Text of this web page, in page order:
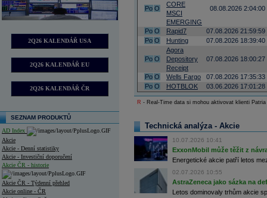
2Q26 KALENDÁŘ USA
2Q26 KALENDÁŘ EU
2Q26 KALENDÁŘ ČR
SEZNAM PRODUKTŮ
AD Index
Akcie
Akcie - Denní statistiky
Akcie - Investiční doporučení
Akcie ČR - historie
Akcie ČR - Týdenní přehled
Akcie online - ČR
Po O
CORE
MSCI
EMERGING
08.08.2026 2:04:00
Po O Rapid7
07.08.2026 21:59:59
Po O Hunting 07.08.2026 18:39:40
Po O
Agora
Depository
Receipt
07.08.2026 18:00:27
Po O Wells Fargo
07.08.2026 17:35:33
Po O HOTBLOK 03.06.2026 17:01:28
R - Real-Time data si mohou aktivovat klienti
Technická analýza - Akcie
10.07.2026 10:41
ExxonMobil může těžit z
Energetické akcie patří letos
02.07.2026 10:55
AstraZeneca jako sázka na
Letos dominovaly trhům akcie